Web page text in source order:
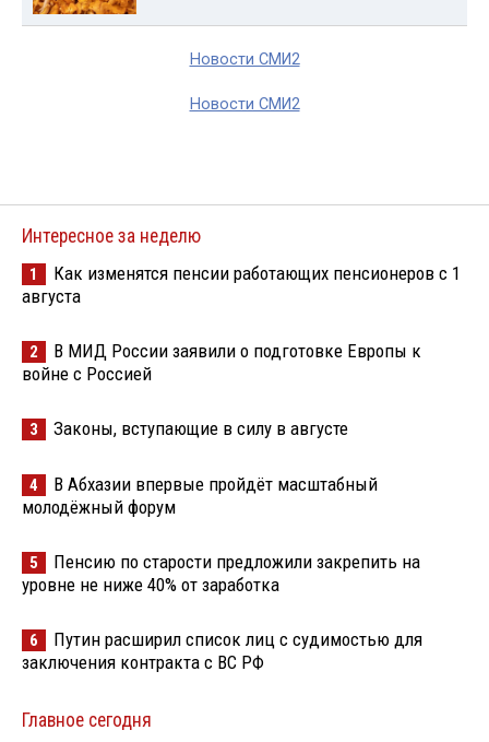
Новости СМИ2
Новости СМИ2
Интересное за неделю
1
Как изменятся пенсии работающих пенсионеров с 1
августа
2
В МИД России заявили о подготовке Европы к
войне с Россией
3 Законы, вступающие в силу в августе
4
В Абхазии впервые пройдёт масштабный
молодёжный форум
5
Пенсию по старости предложили закрепить на
уровне не ниже 40% от заработка
6
Путин расширил список лиц с судимостью для
заключения контракта с ВС РФ
Главное сегодня